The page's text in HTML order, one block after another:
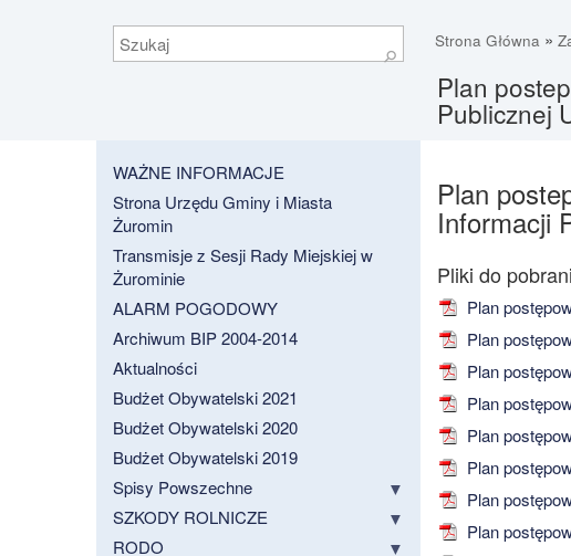
Szukaj
⚲
Strona Główna »
Plan
Publicznej
WAŻNE INFORMACJE
Strona Urzędu Gminy i Miasta
Żuromin
Transmisje z Sesji Rady Miejskiej w
Żurominie
ALARM POGODOWY
Archiwum BIP 2004-2014
Aktualności
Budżet Obywatelski 2021
Budżet Obywatelski 2020
Budżet Obywatelski 2019
Spisy Powszechne
SZKODY ROLNICZE
RODO
Plan
Informacji
Plan
Plan
Plan
Plan
Plan
Plan
Plan
Plan